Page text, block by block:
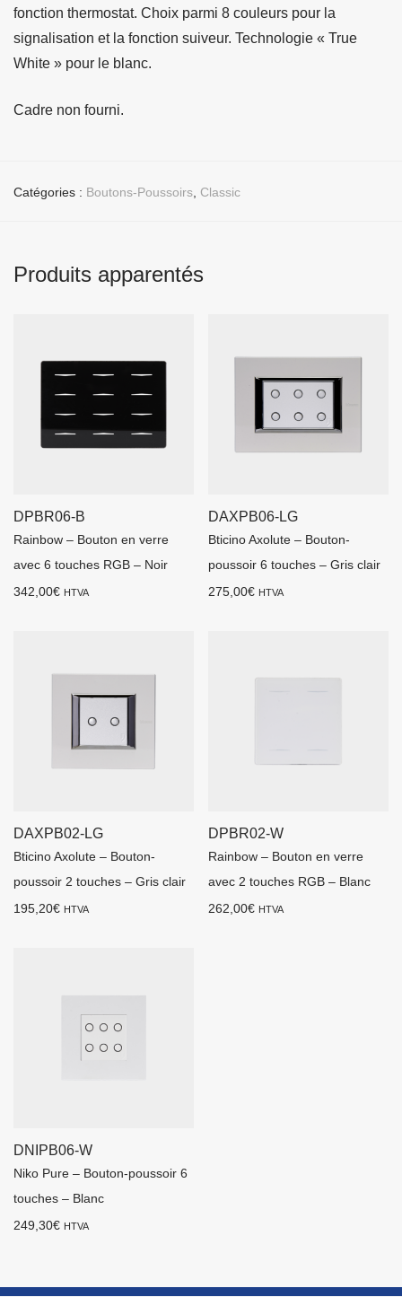
fonction thermostat. Choix parmi 8 couleurs pour la
signalisation et la fonction suiveur. Technologie « True
White » pour le blanc.
Cadre non fourni.
Catégories : Boutons-Poussoirs Classic
Produits apparentés
DPBR06-B
Rainbow – Bouton en verre
avec 6 touches RGB – Noir
342,00€ HTVA
DAXPB06-LG
Bticino Axolute – Bouton-
poussoir 6 touches – Gris clair
275,00€ HTVA
DAXPB02-LG
Bticino Axolute – Bouton-
poussoir 2 touches – Gris clair
195,20€ HTVA
DPBR02-W
Rainbow – Bouton en verre
avec 2 touches RGB – Blanc
262,00€ HTVA
DNIPB06-W
Niko Pure – Bouton-poussoir 6
touches – Blanc
249,30€ HTVA